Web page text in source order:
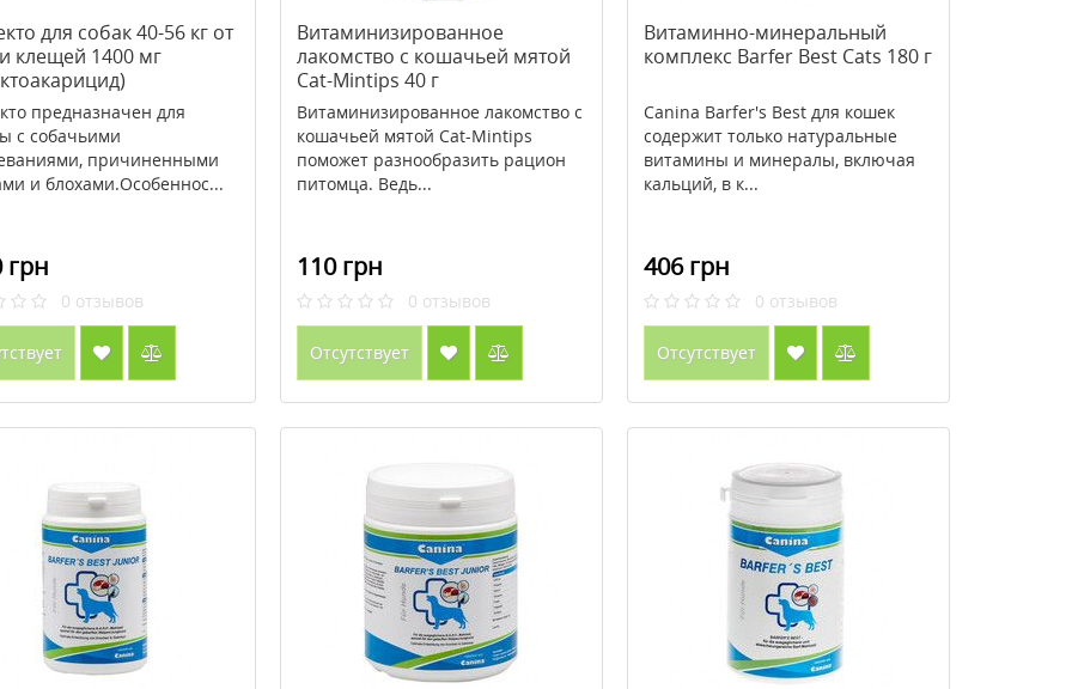
для собак 40-56 кг от
клещей 1400 мг
предназначен для
с собачьими
причиненными
и блохами.Особеннос...
грн
0 отзывов
Витаминизированное
лакомство с кошачьей мятой
Cat-Mintips 40 г
Витаминизированное лакомство с
кошачьей мятой Cat-Mintips
поможет разнообразить рацион
питомца. Ведь...
110 грн
0 отзывов
Отсутствует
Витаминно-минеральный
комплекс Barfer Best Cats 180 г
Canina Barfer's Best для кошек
содержит только натуральные
витамины и минералы, включая
кальций, в к...
406 грн
0 отзывов
Отсутствует